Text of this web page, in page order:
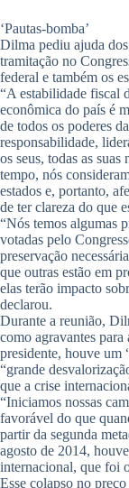
‘Pautas-bomba’
Dilma pediu ajuda
tramitação no
federal e também os
“A estabilidade fiscal
econômica do país é
de todos os poderes
responsabilidade,
os seus, todas as
tempo, nós
estados e, portanto,
de ter clareza do que
“Nós temos algumas
votadas pelo
preservação
que outras estão em
elas terão impacto
declarou.
Durante a reunião,
como agravantes
presidente, houve um
“grande
que a crise
“Iniciamos nossas
favorável do que
partir da segunda
agosto de 2014,
internacional, que foi
Esse colapso no